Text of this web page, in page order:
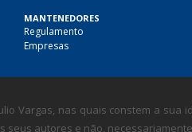
MANTENEDORES
Regulamento
Empresas
Vargas, nas quais constem a sua
autores e não,